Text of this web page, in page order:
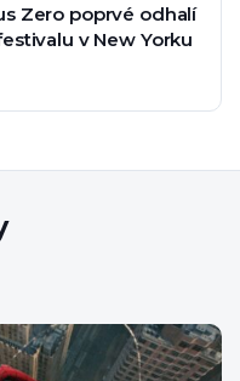
Zero poprvé odhalí
v New Yorku